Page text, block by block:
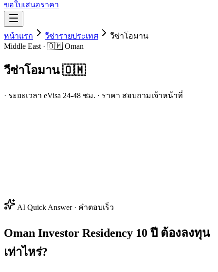
ขอใบเสนอราคา
หน้าแรก วีซ่ารายประเทศ วีซ่าโอมาน
Middle East · 🇴🇲 Oman
วีซ่าโอมาน 🇴🇲
· ระยะเวลา eVisa 24-48 ชม. · ราคา สอบถามเจ้าหน้าที่
AI Quick Answer · คำตอบเร็ว
Oman Investor Residency 10 ปี ต้องลงทุน
เท่าไหร่?